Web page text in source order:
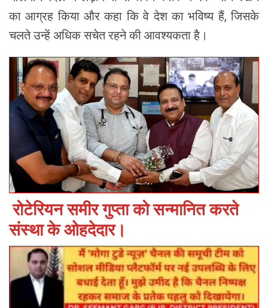
का आग्रह किया और कहा कि वे देश का भविष्य हैं, जिसके
चलते उन्हें अधिक सचेत रहने की आवश्यकता है।
रोटेरियन समीर गुप्ता को सन्मानित करते
संस्था के ओहदेदार।